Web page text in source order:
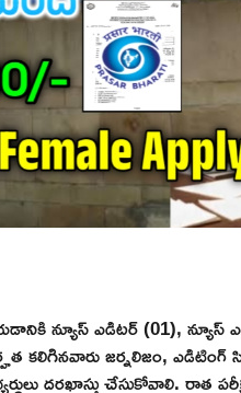
న్యూస్ ఎడిటర్ (01), న్యూస్
కలిగినవారు జర్నలిజం, ఎడిటింగ్
దరఖాస్తు చేసుకోవాలి. రాత